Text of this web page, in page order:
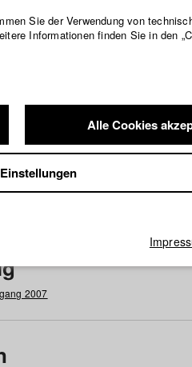
r s t u v w x y z Alle
2007
Sie der Verwendung von
Informationen finden Sie in den
Alle Cookies